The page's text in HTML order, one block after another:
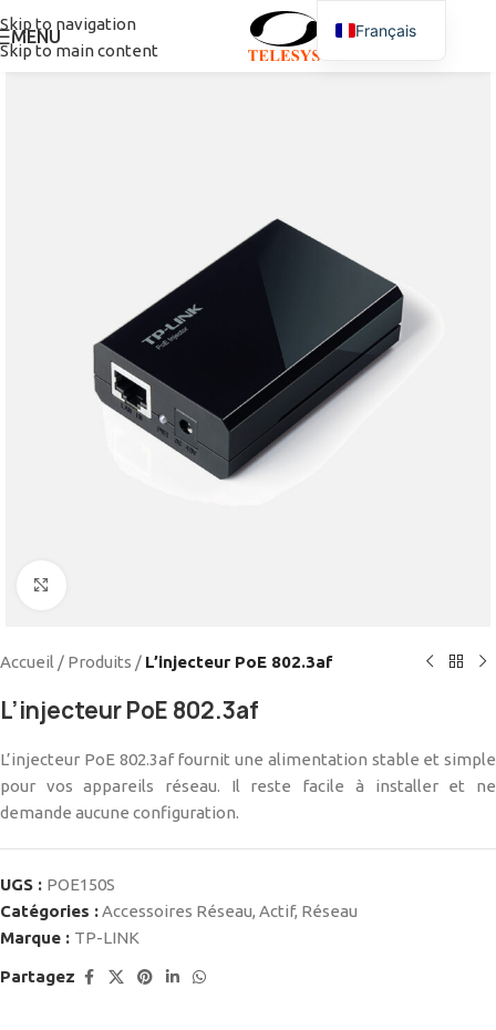
Skip to navigation
Skip to main content
MENU
Accueil / Produits / L’injecteur PoE 802.3af
L’injecteur PoE 802.3af
L’injecteur PoE 802.3af fournit une alimentation stable et simple
pour vos appareils réseau. Il reste facile à installer et ne
demande aucune configuration.
UGS : POE150S
Catégories :Accessoires Réseau, Actif, Réseau
Marque : TP-LINK
Partagez
Français